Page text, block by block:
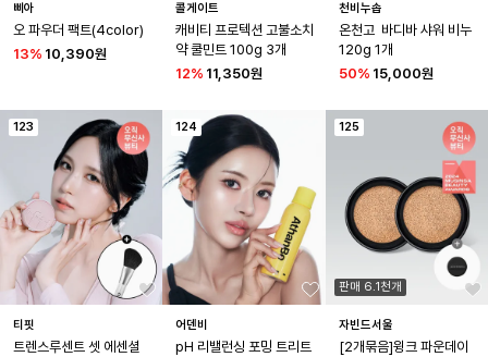
삐아
오 파우더 팩트(4color)
13% 10,390원
콜게이트
캐비티 프로텍션 고불소치
약 쿨민트 100g 3개
12% 11,350원
천비누솝
온천고  바디바 샤워 비누
120g 1개
50% 15,000원
123
티핏
트렌스루센트 셋 에센셜
124
어덴비
pH 리밸런싱 포밍 트리트
125
판매 6.1천개
자빈드서울
[2개묶음]윙크 파운데이